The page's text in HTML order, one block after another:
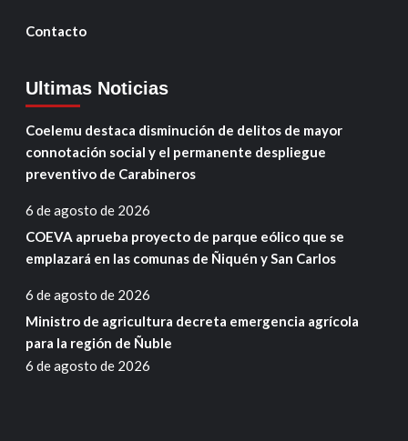
Contacto
Ultimas Noticias
Coelemu destaca disminución de delitos de mayor
connotación social y el permanente despliegue
preventivo de Carabineros
6 de agosto de 2026
COEVA aprueba proyecto de parque eólico que se
emplazará en las comunas de Ñiquén y San Carlos
6 de agosto de 2026
Ministro de agricultura decreta emergencia agrícola
para la región de Ñuble
6 de agosto de 2026